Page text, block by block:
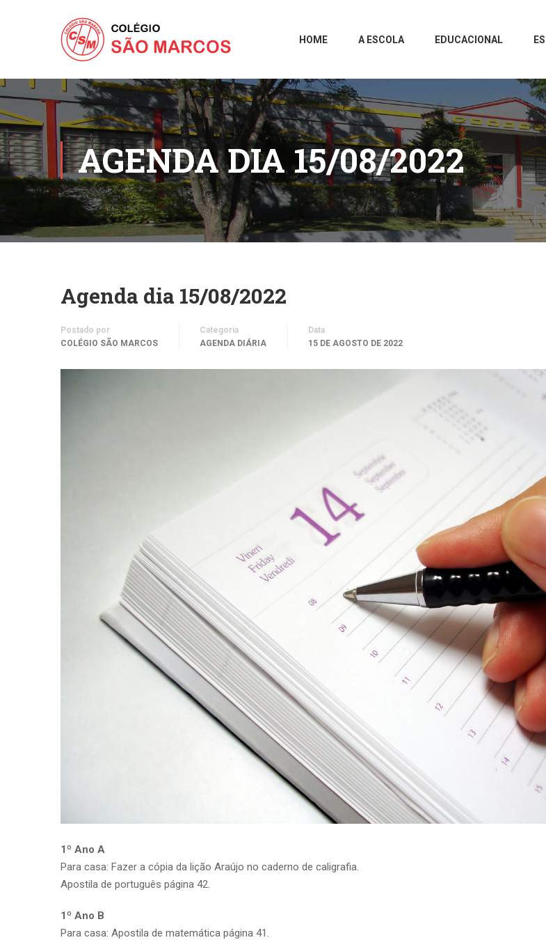
HOME A ESCOLA EDUCACIONAL
AGENDA DIA 15/08/2022
Agenda dia 15/08/2022
Postado por
COLÉGIO SÃO MARCOS
Categoria
AGENDA DIÁRIA
Data
15 DE AGOSTO DE 2022
1º Ano A
Para casa: Fazer a cópia da lição Araújo no caderno de caligrafia.
Apostila de português página 42.
1º Ano B
Para casa: Apostila de matemática página 41.